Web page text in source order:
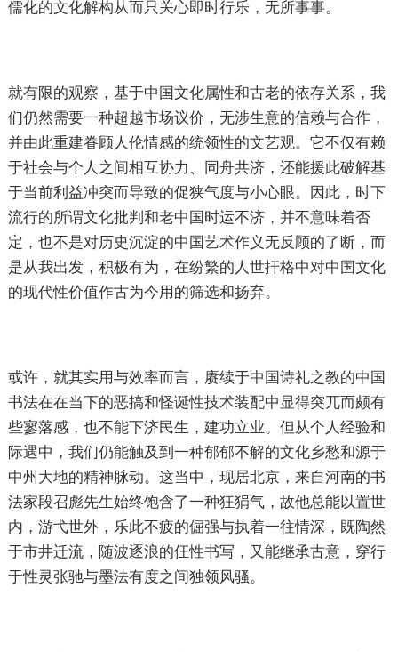
儒化的文化解构从而只关心即时行乐，无所事事。
就有限的观察，基于中国文化属性和古老的依存关系，我
们仍然需要一种超越市场议价，无涉生意的信赖与合作，
并由此重建眷顾人伦情感的统领性的文艺观。它不仅有赖
于社会与个人之间相互协力、同舟共济，还能援此破解基
于当前利益冲突而导致的促狭气度与小心眼。因此，时下
流行的所谓文化批判和老中国时运不济，并不意味着否
定，也不是对历史沉淀的中国艺术作义无反顾的了断，而
是从我出发，积极有为，在纷繁的人世扞格中对中国文化
的现代性价值作古为今用的筛选和扬弃。
或许，就其实用与效率而言，赓续于中国诗礼之教的中国
书法在在当下的恶搞和怪诞性技术装配中显得突兀而颇有
些寥落感，也不能下济民生，建功立业。但从个人经验和
际遇中，我们仍能触及到一种郁郁不解的文化乡愁和源于
中州大地的精神脉动。这当中，现居北京，来自河南的书
法家段召彪先生始终饱含了一种狂狷气，故他总能以置世
内，游弋世外，乐此不疲的倔强与执着一往情深，既陶然
于市井迁流，随波逐浪的仼性书写，又能继承古意，穿行
于性灵张驰与墨法有度之间独领风骚。